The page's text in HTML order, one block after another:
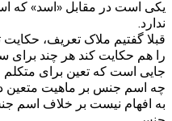
یکی است در مقابل «اسد» که
ندارد.
قبلا گفتیم ملاک تعریف،
را هم حکایت کند هر چند برای
جایی است که تعین برای متکلم
چه اسم جنس بر ماهیت متعین
به افهام نیست بر خلاف اسم